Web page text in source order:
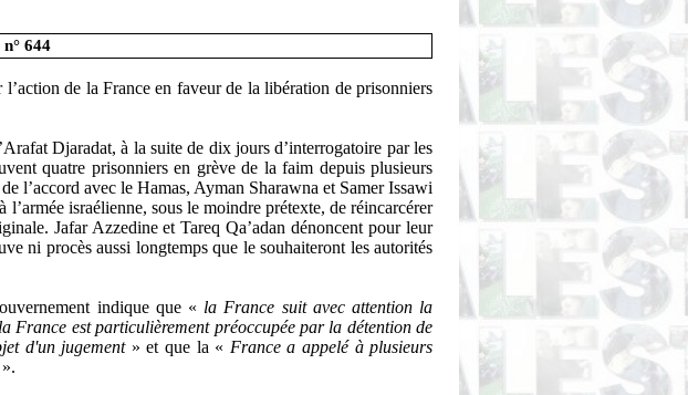
644
de la France en faveur de la libération de prisonniers
Djaradat, à la suite de dix jours d’interrogatoire par les
quatre prisonniers en grève de la faim depuis plusieurs
l’accord avec le Hamas, Ayman Sharawna et SamerIssawi
israélienne, sous le moindre prétexte, de réincarcérer
JafarAzzedine etTareq Qa’adan dénoncent pour leur
ni procès aussi longtemps que le souhaiteront les autorités
indique que « la France suit avec attention la
la France est particulièrement préoccupée par la détention de
d'un jugement» et que la « France a appelé à plusieurs